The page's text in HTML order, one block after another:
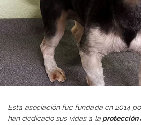
Esta asociación fue fundada en 2014
han dedicado sus vidas a la protección